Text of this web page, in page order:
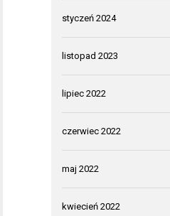
styczeń 2024
listopad 2023
lipiec 2022
czerwiec 2022
maj 2022
kwiecień 2022